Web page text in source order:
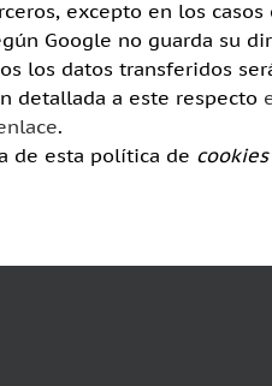
excepto en los
Google no guarda su
los datos transferidos
detallada a este respecto
.
de esta política de cookies